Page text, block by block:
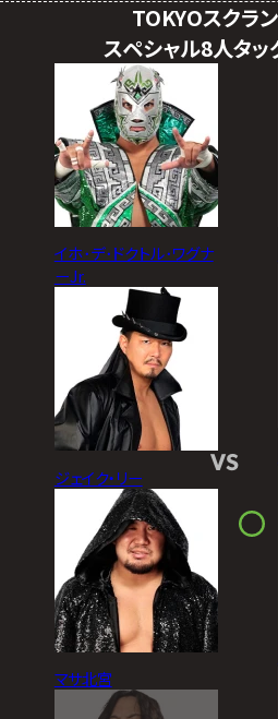
TOKYOスクラ
スペシャル8人タッ
イホ･デ･ドクトル･ワグナ
ーJr.
ジェイク・リー
マサ北宮
VS